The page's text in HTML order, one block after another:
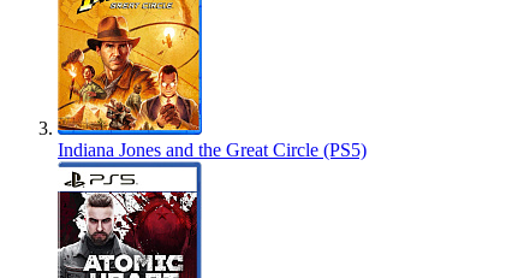
Indiana Jones and the Great Circle (PS5)